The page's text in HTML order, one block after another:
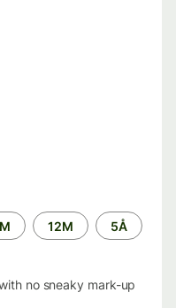
12M 5Å
no sneaky mark-up